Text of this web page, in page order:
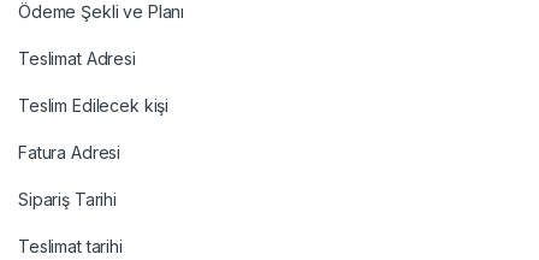
Ödeme Şekli ve Planı
Teslimat Adresi
Teslim Edilecek kişi
Fatura Adresi
Sipariş Tarihi
Teslimat tarihi